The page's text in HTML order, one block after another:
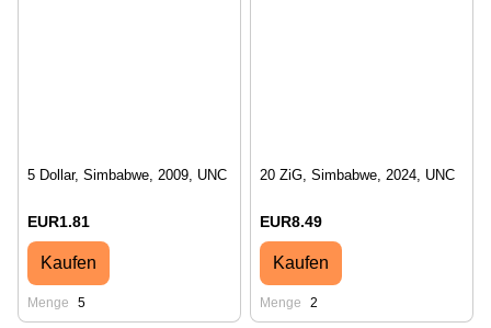
5 Dollar, Simbabwe, 2009, UNC
EUR1.81
Kaufen
Menge 5
20 ZiG, Simbabwe, 2024, UNC
EUR8.49
Kaufen
Menge 2